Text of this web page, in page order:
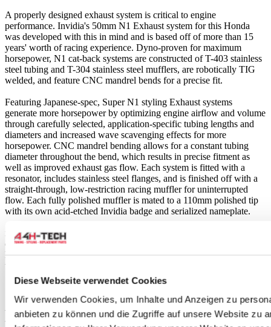
Diese Webseite verwendet Cookies
Wir verwenden Cookies, um Inhalte und Anzeigen zu
anbieten zu können und die Zugriffe auf unsere Website zu
A properly designed exhaust system is critical to engine
performance. Invidia's 50mm N1 Exhaust system for this Honda
was developed with this in mind and is based off of more than 15
years' worth of racing experience. Dyno-proven for maximum
horsepower, N1 cat-back systems are constructed of T-403 stainless
steel tubing and T-304 stainless steel mufflers, are robotically TIG
welded, and feature CNC mandrel bends for a precise fit.
Featuring Japanese-spec, Super N1 styling Exhaust systems
generate more horsepower by optimizing engine airflow and volume
through carefully selected, application-specific tubing lengths and
diameters and increased wave scavenging effects for more
horsepower. CNC mandrel bending allows for a constant tubing
diameter throughout the bend, which results in precise fitment as
well as improved exhaust gas flow. Each system is fitted with a
resonator, includes stainless steel flanges, and is finished off with a
straight-through, low-restriction racing muffler for uninterrupted
flow. Each fully polished muffler is mated to a 110mm polished tip
with its own acid-etched Invidia badge and serialized nameplate.
invidia N1 Exhaust lineup is based off of the same systems we
custom build for our road racing and time attack vehicles. N1
Exhaust systems offer more performance, better build-quality, and
the ultimate sound when compared to comparably priced systems.
Specificaties:
- JDM Super N1 Styling
- Optimized Free-Flow Design